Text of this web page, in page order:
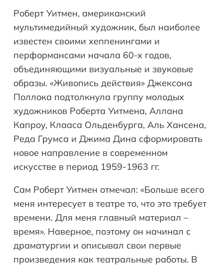
Роберт Уитмен, американский
мультимедийный художник, был наиболее
известен своими хеппенингами и
перформансами начала 60-х годов,
объединяющими визуальные и звуковые
образы. «Живопись действия» Джексона
Поллока подтолкнула группу молодых
художников Роберта Уитмена, Аллана
Капроу, Клааса Ольденбурга, Аль Хансена,
Реда Грумса и Джима Дина сформировать
новое направление в современном
искусстве в период 1959-1963 гг.
Сам Роберт Уитмен отмечал: «Больше всего
меня интересует в театре то, что это требует
времени. Для меня главный материал –
время». Наверное, поэтому он начинал с
драматургии и описывал свои первые
произведения как театральные работы. В